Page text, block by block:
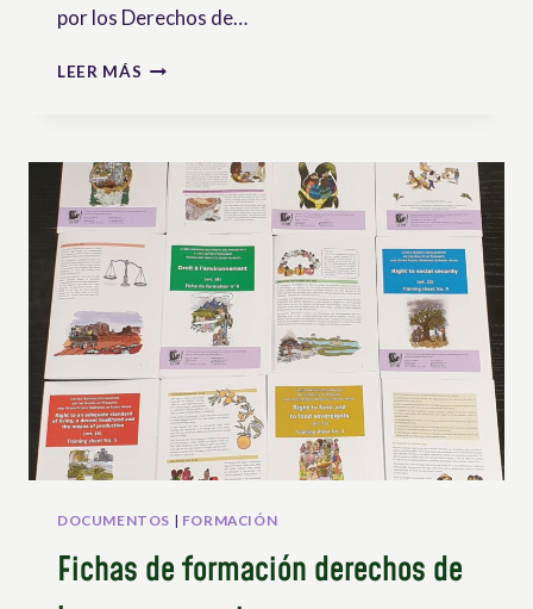
por los Derechos de…
LEER MÁS ENTREVISTA
PEQUEÑA
AGRICULTORA
CANADIENSE
Y
ACTIVISTA
POR
LOS
DERECHOS
DE
LOS
CAMPESINOS
DOCUMENTOS | FORMACIÓN
Fichas de formación derechos de